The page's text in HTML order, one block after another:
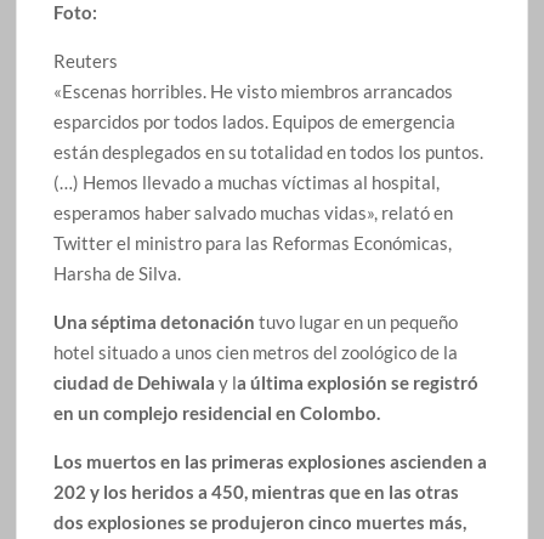
Foto:
Reuters
«Escenas horribles. He visto miembros arrancados
esparcidos por todos lados. Equipos de emergencia
están desplegados en su totalidad en todos los puntos.
(…) Hemos llevado a muchas víctimas al hospital,
esperamos haber salvado muchas vidas», relató en
Twitter el ministro para las Reformas Económicas,
Harsha de Silva.
Una séptima detonación tuvo lugar en un pequeño
hotel situado a unos cien metros del zoológico de la
ciudad de Dehiwala y la última explosión se registró
en un complejo residencial en Colombo.
Los muertos en las primeras explosiones ascienden a
202 y los heridos a 450, mientras que en las otras
dos explosiones se produjeron cinco muertes más,